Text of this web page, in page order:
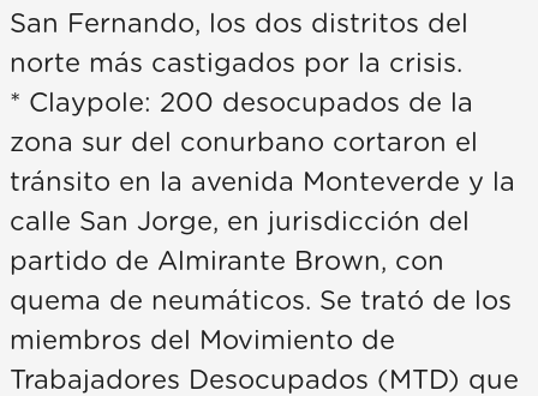
San Fernando, los dos distritos del
norte más castigados por la crisis.
* Claypole: 200 desocupados de la
zona sur del conurbano cortaron el
tránsito en la avenida Monteverde y la
calle San Jorge, en jurisdicción del
partido de Almirante Brown, con
quema de neumáticos. Se trató de los
miembros del Movimiento de
Trabajadores Desocupados (MTD) que